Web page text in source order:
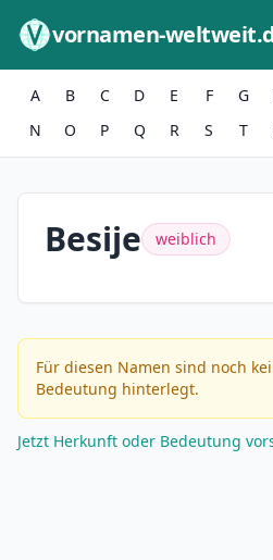
vornamen-
A B C D E F G
N
O P Q R S T
Besije weiblich
Für diesen Namen sind noch
Bedeutung hinterlegt.
Jetzt Herkunft oder Bedeutung